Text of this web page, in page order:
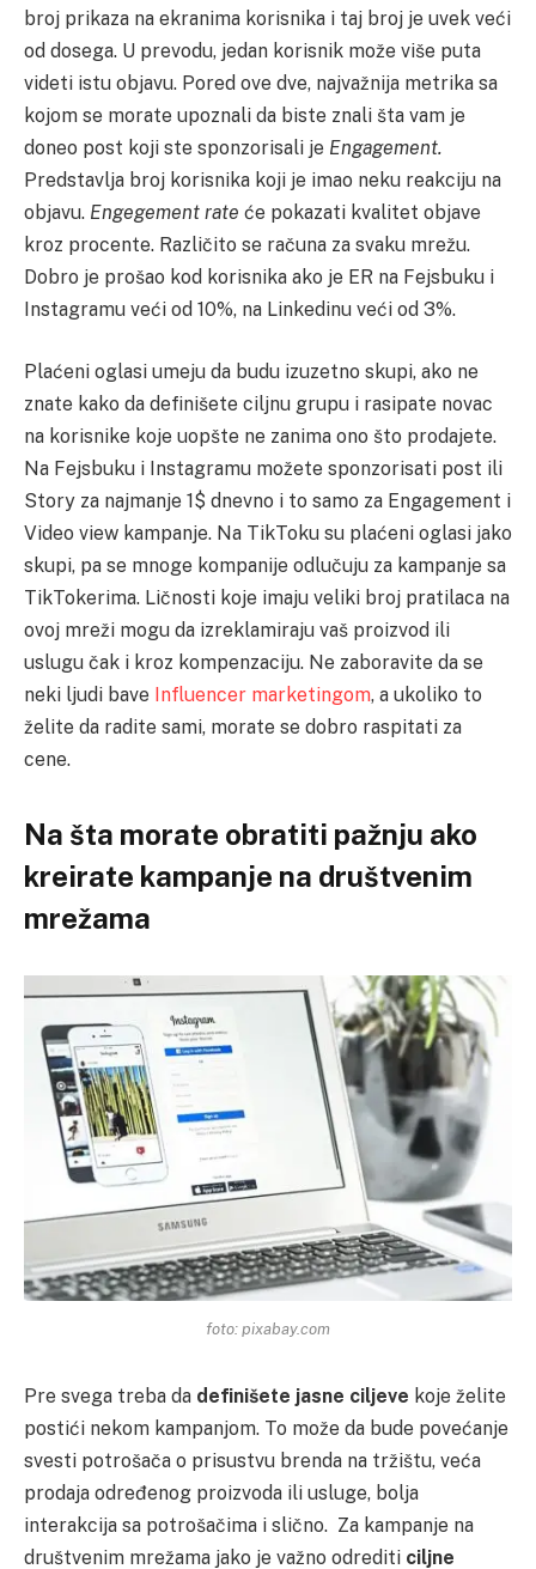
broj prikaza na ekranima korisnika i taj broj je uvek veći
od dosega. U prevodu, jedan korisnik može više puta
videti istu objavu. Pored ove dve, najvažnija metrika sa
kojom se morate upoznali da biste znali šta vam je
doneo post koji ste sponzorisali je Engagement.
Predstavlja broj korisnika koji je imao neku reakciju na
objavu. Engegement rate će pokazati kvalitet objave
kroz procente. Različito se računa za svaku mrežu.
Dobro je prošao kod korisnika ako je ER na Fejsbuku i
Instagramu veći od 10%, na Linkedinu veći od 3%.
Plaćeni oglasi umeju da budu izuzetno skupi, ako ne
znate kako da definišete ciljnu grupu i rasipate novac
na korisnike koje uopšte ne zanima ono što prodajete.
Na Fejsbuku i Instagramu možete sponzorisati post ili
Story za najmanje 1$ dnevno i to samo za Engagement i
Video view kampanje. Na TikToku su plaćeni oglasi jako
skupi, pa se mnoge kompanije odlučuju za kampanje sa
TikTokerima. Ličnosti koje imaju veliki broj pratilaca na
ovoj mreži mogu da izreklamiraju vaš proizvod ili
uslugu čak i kroz kompenzaciju. Ne zaboravite da se
neki ljudi bave Influencer marketingom, a ukoliko to
želite da radite sami, morate se dobro raspitati za
cene.
Na šta morate obratiti pažnju ako
kreirate kampanje na društvenim
mrežama
foto: pixabay.com
Pre svega treba da definišete jasne ciljeve koje želite
postići nekom kampanjom. To može da bude povećanje
svesti potrošača o prisustvu brenda na tržištu, veća
prodaja određenog proizvoda ili usluge, bolja
interakcija sa potrošačima i slično. Za kampanje na
društvenim mrežama jako je važno odrediti ciljne